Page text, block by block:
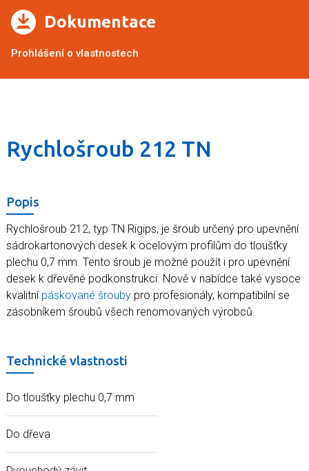
Dokumentace
Prohlášení o vlastnostech
Rychlošroub 212 TN
Popis
Rychlošroub 212, typ TN Rigips, je šroub určený pro upevnění
sádrokartonových desek k ocelovým profilům do tloušťky
plechu 0,7 mm. Tento šroub je možné použít i pro upevnění
desek k dřevěné podkonstrukci. Nově v nabídce také vysoce
kvalitní páskované šrouby pro profesionály, kompatibilní se
zásobníkem šroubů všech renomovaných výrobců.
Technické vlastnosti
Do tloušťky plechu 0,7 mm
Do dřeva